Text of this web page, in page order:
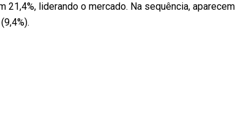
liderando o mercado. Na sequência, aparecem